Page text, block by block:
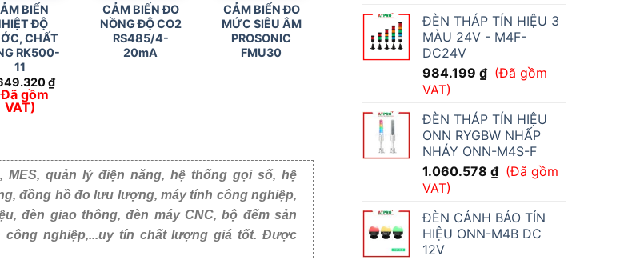
ĐÈN THÁP TÍN HIỆU 3
MÀU 24V - M4F-
DC24V
984.199 ₫ (Đã gồm
VAT)
ĐÈN THÁP TÍN HIỆU
ONN RYGBW NHẤP
NHÁY ONN-M4S-F
1.060.578 ₫ (Đã gồm
VAT)
ĐÈN CẢNH BÁO TÍN
HIỆU ONN-M4B DC
12V
BIẾN
ĐỘ
CHẤT
RK500-
11
₫
gồm
VAT)
CẢM BIẾN ĐO
NỒNG ĐỘ CO2
RS485/4-
20mA
CẢM BIẾN ĐO
MỨC SIÊU ÂM
PROSONIC
FMU30
quản lý điện năng, hệ thống gọi số, hệ
đồng hồ đo lưu lượng, máy tính công nghiệp,
đèn giao thông, đèn máy CNC, bộ đếm sản
lượng giá tốt. Được khách hàng tin dùng tại Việt